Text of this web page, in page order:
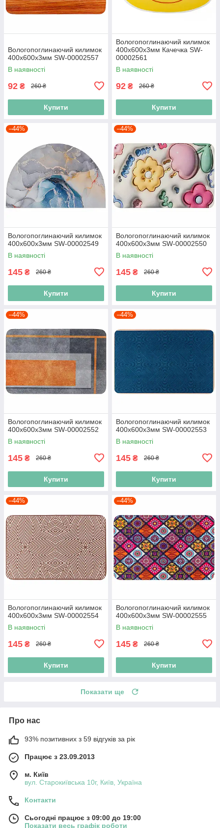
Вологопоглинаючий килимок
400х600х3мм SW-00002557
В наявності
92 ₴ 260 ₴
Купити
Вологопоглинаючий килимок
400х600х3мм Качечка SW-
00002561
В наявності
92 ₴ 260 ₴
Купити
–44%
Вологопоглинаючий килимок
400х600х3мм SW-00002549
В наявності
145 ₴ 260 ₴
Купити
–44%
Вологопоглинаючий килимок
400х600х3мм SW-00002550
В наявності
145 ₴ 260 ₴
Купити
–44%
Вологопоглинаючий килимок
400х600х3мм SW-00002552
В наявності
145 ₴ 260 ₴
Купити
–44%
Вологопоглинаючий килимок
400х600х3мм SW-00002553
В наявності
145 ₴ 260 ₴
Купити
–44%
Вологопоглинаючий килимок
400х600х3мм SW-00002554
В наявності
145 ₴ 260 ₴
Купити
–44%
Вологопоглинаючий килимок
400х600х3мм SW-00002555
В наявності
145 ₴ 260 ₴
Купити
Показати ще
Про нас
93% позитивних з 59 відгуків за рік
Працює з 23.09.2013
м. Київ
вул. Старокиївська 10г, Київ, Україна
Контакти
Сьогодні працює з 09:00 до 19:00
Показати весь графік роботи